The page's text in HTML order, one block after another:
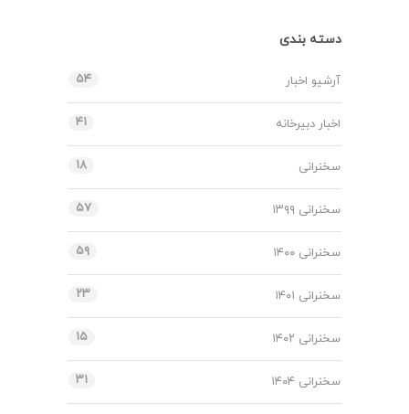
دسته بندی
آرشیو اخبار ۵۴
اخبار دبیرخانه ۴۱
سخنرانی ۱۸
سخنرانی ۱۳۹۹ ۵۷
سخنرانی ۱۴۰۰ ۵۹
سخنرانی ۱۴۰۱ ۲۳
سخنرانی ۱۴۰۲ ۱۵
سخنرانی ۱۴۰۴ ۳۱